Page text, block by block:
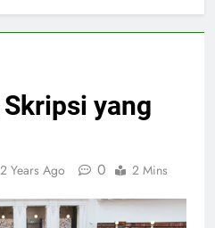
yang
2 Years Ago 0 2 Mins